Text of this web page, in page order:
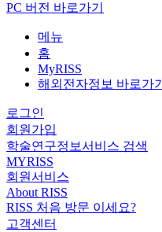
PC 버전 바로가기
메뉴
홈
MyRISS
해외전자정보 바로가기
로그인
회원가입
학술연구정보서비스 검색
MYRISS
회원서비스
About RISS
RISS 처음 방문 이세요?
고객센터